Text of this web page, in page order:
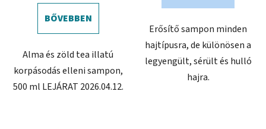
BŐVEBBEN
Alma és zöld tea illatú
korpásodás elleni sampon,
500 ml LEJÁRAT 2026.04.12.
Erősítő sampon minden
hajtípusra, de különösen a
legyengült, sérült és hulló
hajra.